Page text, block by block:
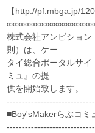
【http://
株式会社アンビショ
則）は、ケー
タイ総合ポータルサ
ミュ』の提
供を開始致します。
■Boy'sMakerらぶコミ